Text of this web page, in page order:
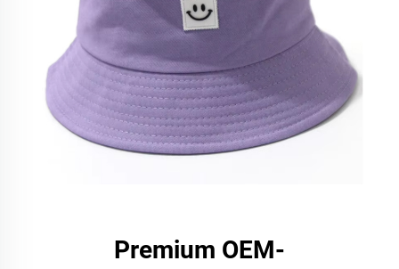
Premium OEM-